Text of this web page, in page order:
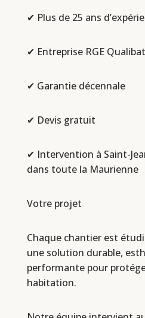
✔ Plus de 25 ans
✔ Entreprise RGE Qualibat
✔ Garantie décennale
✔ Devis gratuit
✔ Intervention à Saint-
dans toute la Maurienne
Votre projet
Chaque chantier est
une solution durable,
performante pour
habitation.